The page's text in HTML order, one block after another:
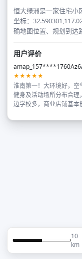
恒大绿洲是一家住宅小
坐标：
确地图位置、规划到达
用户评价
★★★★★
淮南第一！大环境好，空
健身及活动场所分布合
边学校多，商业店铺基本
10
km